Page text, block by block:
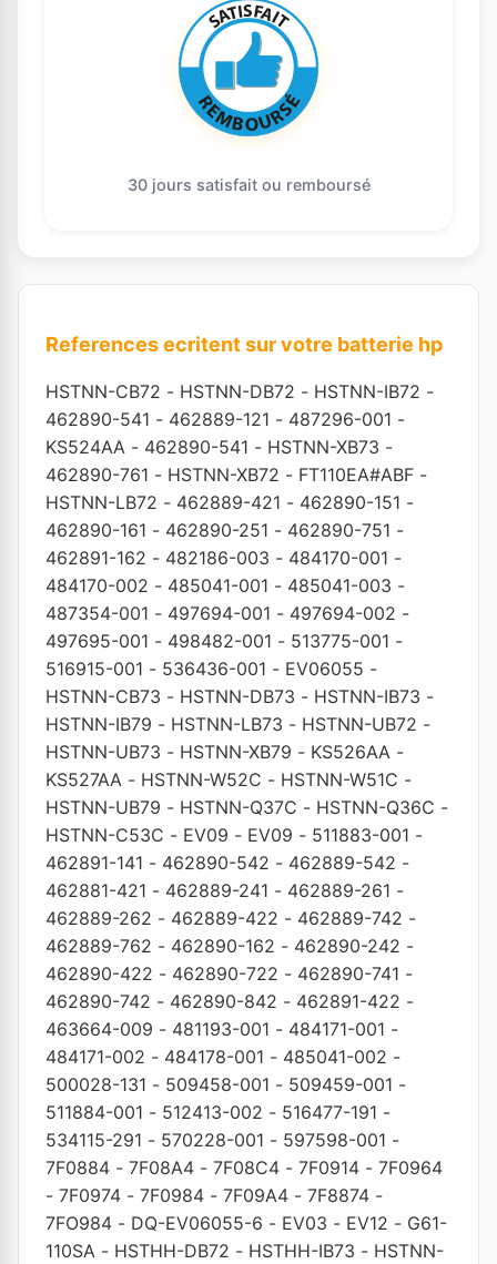
30 jours satisfait ou remboursé
References ecritent sur votre batterie hp
HSTNN-CB72 - HSTNN-DB72 - HSTNN-IB72 -
462890-541 - 462889-121 - 487296-001 -
KS524AA - 462890-541 - HSTNN-XB73 -
462890-761 - HSTNN-XB72 - FT110EA#ABF -
HSTNN-LB72 - 462889-421 - 462890-151 -
462890-161 - 462890-251 - 462890-751 -
462891-162 - 482186-003 - 484170-001 -
484170-002 - 485041-001 - 485041-003 -
487354-001 - 497694-001 - 497694-002 -
497695-001 - 498482-001 - 513775-001 -
516915-001 - 536436-001 - EV06055 -
HSTNN-CB73 - HSTNN-DB73 - HSTNN-IB73 -
HSTNN-IB79 - HSTNN-LB73 - HSTNN-UB72 -
HSTNN-UB73 - HSTNN-XB79 - KS526AA -
KS527AA - HSTNN-W52C - HSTNN-W51C -
HSTNN-UB79 - HSTNN-Q37C - HSTNN-Q36C -
HSTNN-C53C - EV09 - EV09 - 511883-001 -
462891-141 - 462890-542 - 462889-542 -
462881-421 - 462889-241 - 462889-261 -
462889-262 - 462889-422 - 462889-742 -
462889-762 - 462890-162 - 462890-242 -
462890-422 - 462890-722 - 462890-741 -
462890-742 - 462890-842 - 462891-422 -
463664-009 - 481193-001 - 484171-001 -
484171-002 - 484178-001 - 485041-002 -
500028-131 - 509458-001 - 509459-001 -
511884-001 - 512413-002 - 516477-191 -
534115-291 - 570228-001 - 597598-001 -
7F0884 - 7F08A4 - 7F08C4 - 7F0914 - 7F0964
- 7F0974 - 7F0984 - 7F09A4 - 7F8874 -
7FO984 - DQ-EV06055-6 - EV03 - EV12 - G61-
110SA - HSTHH-DB72 - HSTHH-IB73 - HSTNN-